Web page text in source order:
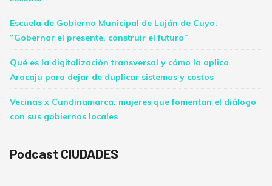
Escuela de Gobierno Municipal de Luján de Cuyo:
“Gobernar el presente, construir el futuro”
Qué es la digitalización transversal y cómo la aplica
Aracaju para dejar de duplicar sistemas y costos
Vecinas x Cundinamarca: mujeres que fomentan el diálogo
con sus gobiernos locales
Podcast CIUDADES